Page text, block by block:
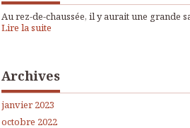
Au rez-de-chaussée, il y aurait une grande
Lire la suite
Archives
janvier 2023
octobre 2022